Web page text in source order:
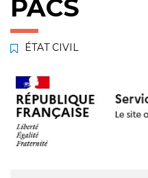
PACS
ÉTAT CIVIL